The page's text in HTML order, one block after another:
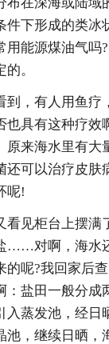
件下形成的类冰
用能源煤油气吗
。
到，有人用鱼疗
也具有这种疗效
原来海水里有大
还可以治疗皮肤
呢!
看见柜台上摆满
……对啊，海水
的呢?我回家后
：盐田一般分成
入蒸发池，经日
池，继续日晒，